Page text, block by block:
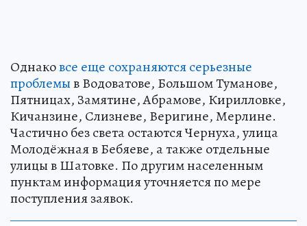
Однаковсе еще сохраняются серьезные
проблемыв Водоватове, Большом Туманове,
Пятницах, Замятине, Абрамове, Кирилловке,
Кичанзине, Слизневе, Веригине, Мерлине.
Частично без света остаются Чернуха, улица
Молодёжная в Бебяеве, а также отдельные
улицы в Шатовке. По другим населенным
пунктам информация уточняется по мере
поступления заявок.